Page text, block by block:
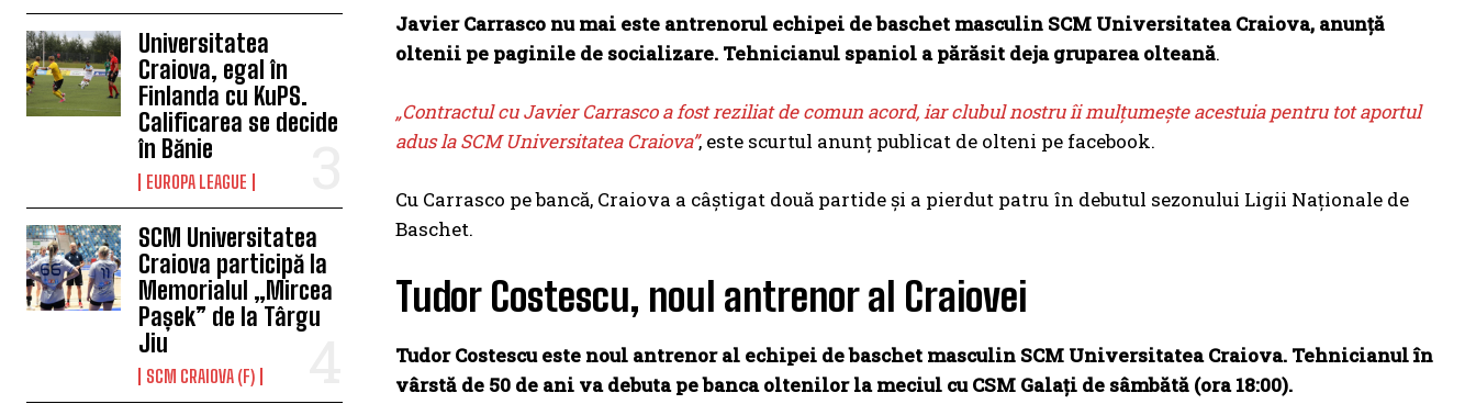
Universitatea
Craiova, egal în
Finlanda cu KuPS.
Calificarea se decide
în Bănie
EUROPA LEAGUE
SCM Universitatea
Craiova participă la
Memorialul „Mircea
Pașek” de la Târgu
Jiu
SCM CRAIOVA (F)
Javier Carrasco nu mai este antrenorul echipei de baschet masculin SCM Universitatea Craiova, anunță
oltenii pe paginile de socializare. Tehnicianul spaniol a părăsit deja gruparea olteană.
„Contractul cu Javier Carrasco a fost reziliat de comun acord, iar clubul nostru îi mulțumește acestuia pentru tot aportul
adus la SCM Universitatea Craiova”, este scurtul anunț publicat de olteni pe facebook.
Cu Carrasco pe bancă, Craiova a câștigat două partide și a pierdut patru în debutul sezonului Ligii Naționale de
Baschet.
Tudor Costescu, noul antrenor al Craiovei
Tudor Costescu este noul antrenor al echipei de baschet masculin SCM Universitatea Craiova. Tehnicianul în
vârstă de 50 de ani va debuta pe banca oltenilor la meciul cu CSM Galați de sâmbătă (ora 18:00).